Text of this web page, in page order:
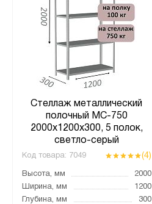
Стеллаж металлический
полочный МС-750
2000х1200х300, 5 полок,
светло-серый
Код товара: 7049 (4)
Высота, мм
2000
Ширина, мм
1200
Глубина, мм
300